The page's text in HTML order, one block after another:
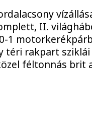
II.
1
téri rakpart
féltonnás brit